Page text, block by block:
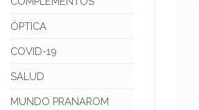
ÓPTICA
COVID-19
SALUD
MUNDO PRANAROM